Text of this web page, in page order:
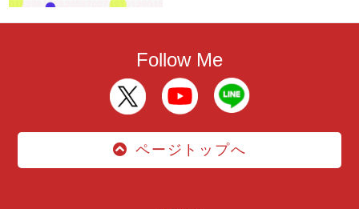
Follow Me
ページトップへ